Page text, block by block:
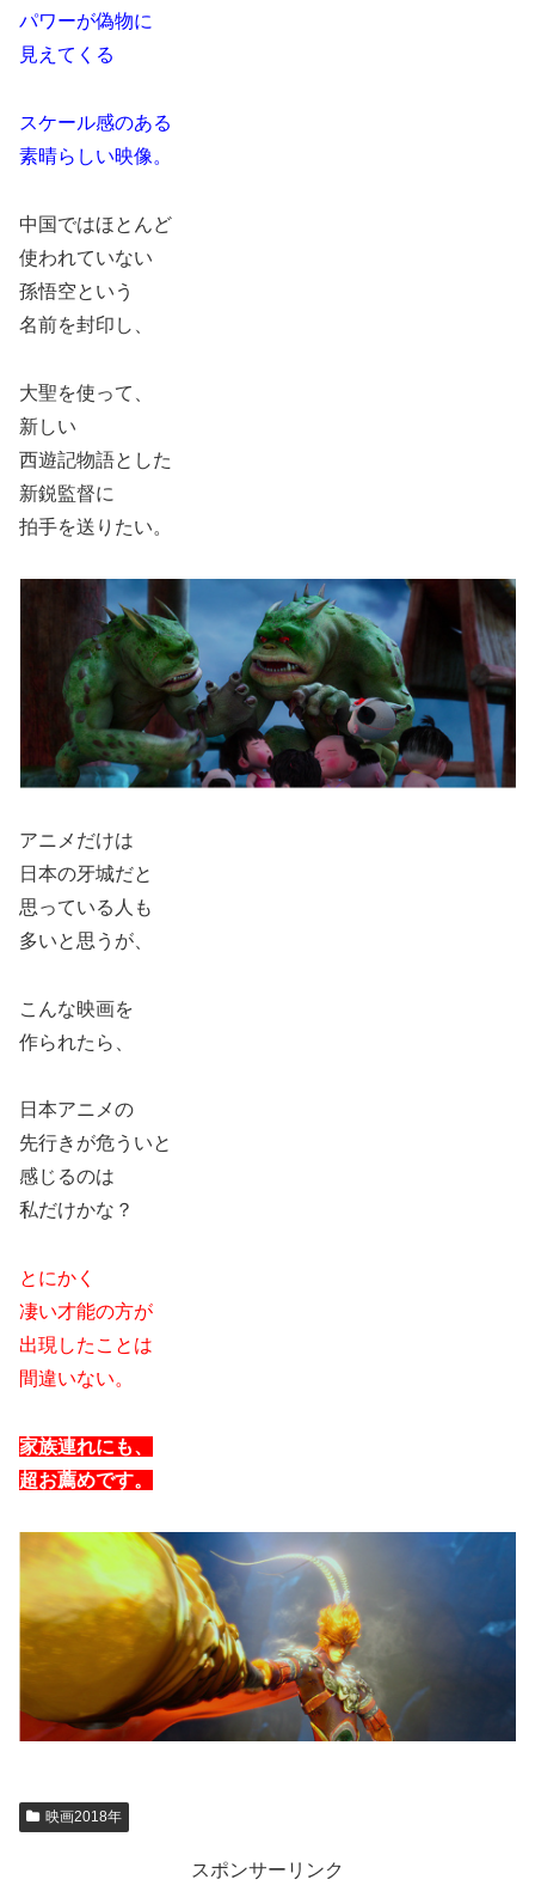
パワーが偽物に
見えてくる
スケール感のある
素晴らしい映像。
中国ではほとんど
使われていない
孫悟空という
名前を封印し、
大聖を使って、
新しい
西遊記物語とした
新鋭監督に
拍手を送りたい。
アニメだけは
日本の牙城だと
思っている人も
多いと思うが、
こんな映画を
作られたら、
日本アニメの
先行きが危ういと
感じるのは
私だけかな？
とにかく
凄い才能の方が
出現したことは
間違いない。
家族連れにも、
超お薦めです。
映画2018年
スポンサーリンク